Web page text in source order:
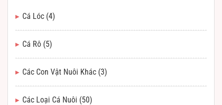
Cá Lóc (4)
Cá Rô (5)
Các Con Vật Nuôi Khác (3)
Các Loại Cá Nuôi (50)